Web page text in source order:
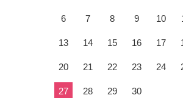
6 7 8 9 10
13 14 15 16 17
20 21 22 23 24
27 28 29 30